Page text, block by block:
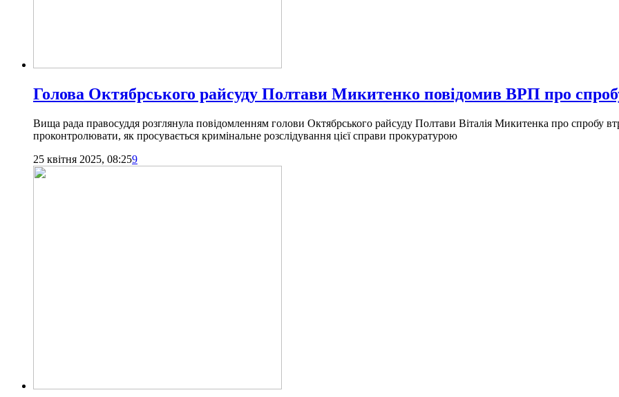
Голова Октябрського райсуду Полтави Микитенко повідомив ВРП про
Вища рада правосуддя розглянула повідомленням голови Октябрського райсуду Полтави Віталія Микитенка про
проконтролювати, як просувається кримінальне розслідування цієї справи прокуратурою
25 квітня 2025, 08:259